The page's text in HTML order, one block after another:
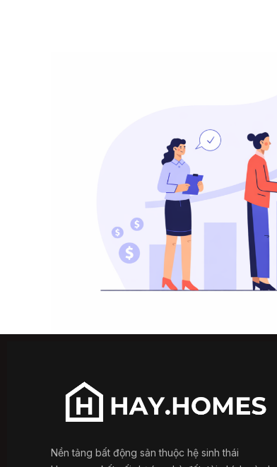
Nền tảng bất động sản thuộc hệ sinh thái